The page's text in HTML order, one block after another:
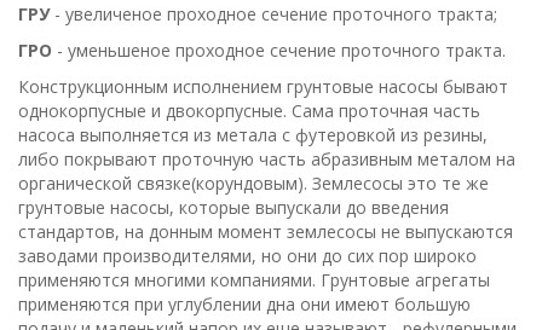
ГРУ- увеличеное проходное сечение проточного тракта;
ГРО - уменьшеное проходное сечение проточного тракта.
Конструкционным исполнением грунтовые насосы бывают
однокорпусные и двокорпусные. Сама проточная часть
насоса выполняется из метала с футеровкой из резины,
либо покрывают проточную часть абразивным металом на
органической связке(корундовым). Землесосы это те же
грунтовые насосы, которые выпускали до введения
стандартов, на донным момент землесосы не выпускаются
заводами производителями, но они до сих пор широко
применяются многими компаниями. Грунтовые агрегаты
применяются при углублении дна они имеют большую